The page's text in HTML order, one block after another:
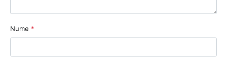
Nume *